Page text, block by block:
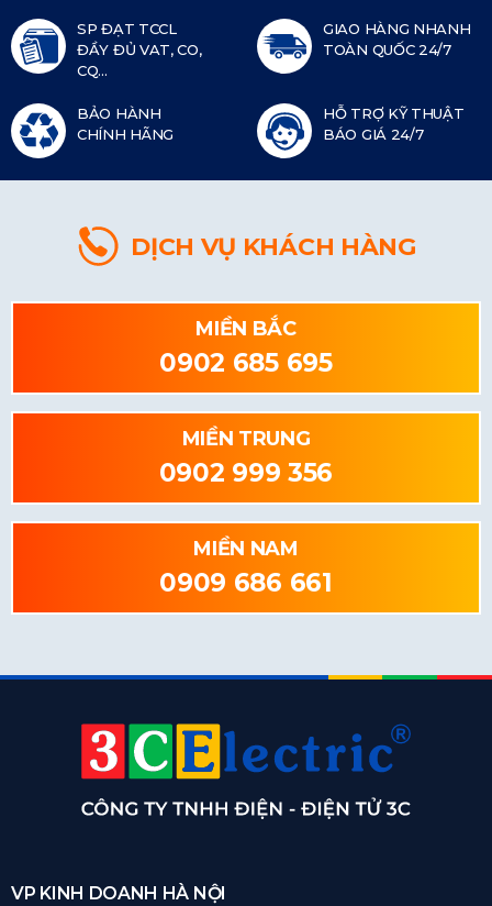
SP ĐẠT TCCL
ĐẦY ĐỦ VAT, CO,
CQ...
GIAO HÀNG NHANH
TOÀN QUỐC 24/7
BẢO HÀNH
CHÍNH HÃNG
HỖ TRỢ KỸ THUẬT
BÁO GIÁ 24/7
DỊCH VỤ KHÁCH HÀNG
MIỀN BẮC
0902 685 695
MIỀN TRUNG
0902 999 356
MIỀN NAM
0909 686 661
VP KINH DOANH HÀ NỘI